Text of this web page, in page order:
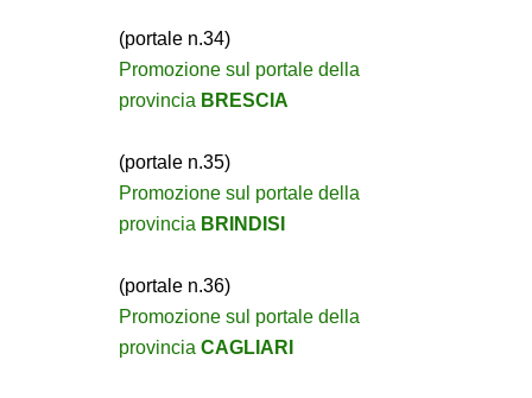
(portale n.34)
Promozione sul portale della
provincia BRESCIA
(portale n.35)
Promozione sul portale della
provincia BRINDISI
(portale n.36)
Promozione sul portale della
provincia CAGLIARI